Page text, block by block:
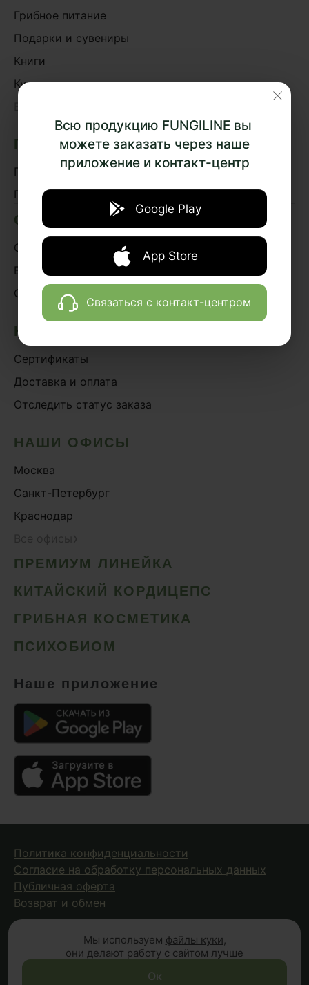
Всю продукцию FUNGILINE вы
можете заказать через наше
приложение и контакт-центр
Google Play
App Store
Связаться с контакт-центром
Грибное питание
Подарки и сувениры
Книги
Курсы
ПОДБОР ПРЕПАРАТОВ
По эффектам
По системам организма
О НАС
О проекте
Блог
Сотрудничество
КЛИЕНТАМ
Сертификаты
Доставка и оплата
Отследить статус заказа
НАШИ ОФИСЫ
Москва
Санкт-Петербург
Краснодар
ПРЕМИУМ ЛИНЕЙКА
КИТАЙСКИЙ КОРДИЦЕПС
ГРИБНАЯ КОСМЕТИКА
ПСИХОБИОМ
Наше приложение
Политика конфиденциальности
Согласие на обработку персональных данных
Публичная оферта
Возврат и обмен
© 2026 Fungiline — зарегистрированная торговая марка.
Копирование материалов с сайта запрещено.
Вся информация на сайте носит справочный характер и
Мы используем файлы куки,
они делают работу с сайтом лучше
Ок